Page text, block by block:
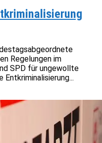
Regelungen im
SPD für ungewollte